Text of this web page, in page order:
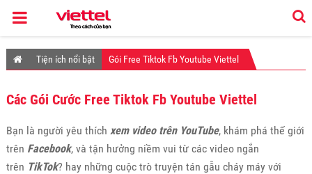
Tiện ích nổi bật Gói Free Tiktok Fb Youtube Viettel
Các Gói Cước Free Tiktok Fb Youtube Viettel
Bạn là người yêu thích xem video trên YouTube, khám phá thế giới
trên Facebook, và tận hưởng niềm vui từ các video ngắn
trên TikTok? hay những cuộc trò truyện tán gẫu cháy máy với